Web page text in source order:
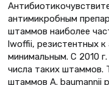
антимикробным
штаммов наиболее
lwoffii, резистентных
минимальным. С 2010
числа таких штаммов.
штаммов А. baumannii